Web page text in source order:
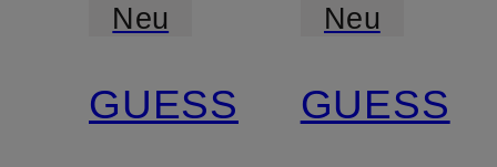
Neu
GUESS
Neu
GUESS